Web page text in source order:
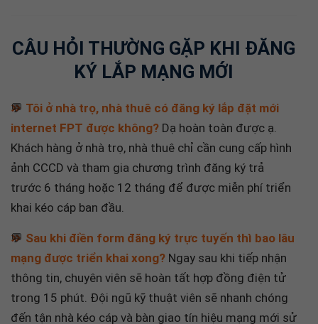
CÂU HỎI THƯỜNG GẶP KHI ĐĂNG
KÝ LẮP MẠNG MỚI
internet FPT được không?Dạ hoàn toàn được ạ.
Khách hàng ở nhà trọ, nhà thuê chỉ cần cung cấp hình
ảnh CCCD và tham gia chương trình đăng ký trả
trước 6 tháng hoặc 12 tháng để được miễn phí triển
khai kéo cáp ban đầu.
mạng được triển khai xong?Ngay sau khi tiếp nhận
thông tin, chuyên viên sẽ hoàn tất hợp đồng điện tử
trong 15 phút. Đội ngũ kỹ thuật viên sẽ nhanh chóng
đến tận nhà kéo cáp và bàn giao tín hiệu mạng mới sử
dụng được ngay trong vòng 12 đến 24 giờ.